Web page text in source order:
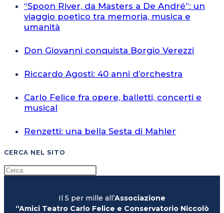
“Spoon River, da Masters a De André”: un
viaggio poetico tra memoria, musica e
umanità
Don Giovanni conquista Borgio Verezzi
Riccardo Agosti: 40 anni d’orchestra
Carlo Felice fra opere, balletti, concerti e
musical
Renzetti: una bella Sesta di Mahler
CERCA NEL SITO
Il 5 per mille all’Associazione
“Amici Teatro Carlo Felice e Conservatorio Niccolò